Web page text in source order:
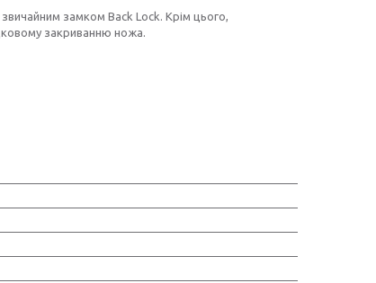
замком Back Lock. Крім цього,
закриванню ножа.